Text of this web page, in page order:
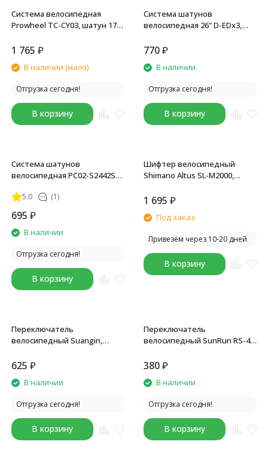
Система велосипедная
Prowheel TC-CY03, шатун 175
алюминиевый, без защиты
1 765 ₽
В наличии (мало)
Отгрузка сегодня!
В корзину
Система шатунов
велосипедная 26" D-EDх3,
квадрат, с защитой, черный
770₽
В наличии
Отгрузка сегодня!
В корзину
Система шатунов
велосипедная PC02-S2442SG-
мм, под квадрат, с защитой,
сталь, черный
5.0 (1)
695 ₽
В наличии
Отгрузка сегодня!
В корзину
Шифтер велосипедный
Shimano Altus SL-M2000,
без уп.
1 695 ₽
Под заказ
Привезём через 10-20 дней
В корзину
Переключатель
велосипедный Suangin,
EF500, шифтер+тормозная
625 ₽
В наличии
Отгрузка сегодня!
В корзину
Переключатель
велосипедный SunRun RS-41,
левый, черный
380₽
В наличии
Отгрузка сегодня!
В корзину